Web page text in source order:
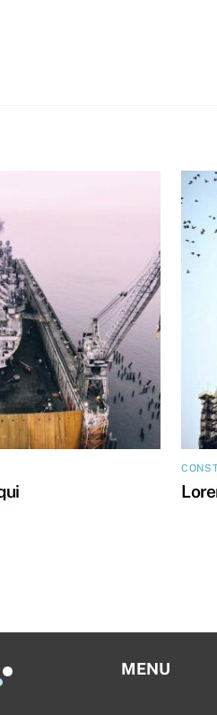
MENU